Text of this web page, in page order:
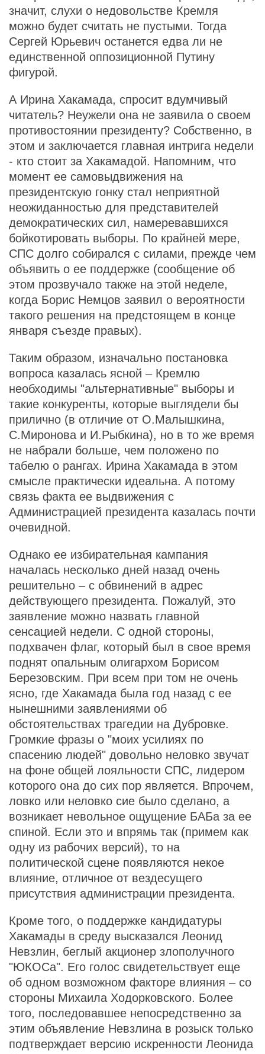
значит, слухи о недовольстве Кремля
можно будет считать не пустыми. Тогда
Сергей Юрьевич останется едва ли не
единственной оппозиционной Путину
фигурой.
А Ирина Хакамада, спросит вдумчивый
читатель? Неужели она не заявила о своем
противостоянии президенту? Собственно, в
этом и заключается главная интрига недели
- кто стоит за Хакамадой. Напомним, что
момент ее самовыдвижения на
президентскую гонку стал неприятной
неожиданностью для представителей
демократических сил, намеревавшихся
бойкотировать выборы. По крайней мере,
СПС долго собирался с силами, прежде чем
объявить о ее поддержке (сообщение об
этом прозвучало также на этой неделе,
когда Борис Немцов заявил о вероятности
такого решения на предстоящем в конце
января съезде правых).
Таким образом, изначально постановка
вопроса казалась ясной – Кремлю
необходимы "альтернативные" выборы и
такие конкуренты, которые выглядели бы
прилично (в отличие от О.Малышкина,
С.Миронова и И.Рыбкина), но в то же время
не набрали больше, чем положено по
табелю о рангах. Ирина Хакамада в этом
смысле практически идеальна. А потому
связь факта ее выдвижения с
Администрацией президента казалась почти
очевидной.
Однако ее избирательная кампания
началась несколько дней назад очень
решительно – с обвинений в адрес
действующего президента. Пожалуй, это
заявление можно назвать главной
сенсацией недели. С одной стороны,
подхвачен флаг, который был в свое время
поднят опальным олигархом Борисом
Березовским. При всем при том не очень
ясно, где Хакамада была год назад с ее
нынешними заявлениями об
обстоятельствах трагедии на Дубровке.
Громкие фразы о "моих усилиях по
спасению людей" довольно неловко звучат
на фоне общей лояльности СПС, лидером
которого она до сих пор является. Впрочем,
ловко или неловко сие было сделано, а
возникает невольное ощущение БАБа за ее
спиной. Если это и впрямь так (примем как
одну из рабочих версий), то на
политической сцене появляются некое
влияние, отличное от вездесущего
присутствия администрации президента.
Кроме того, о поддержке кандидатуры
Хакамады в среду высказался Леонид
Невзлин, беглый акционер злополучного
"ЮКОСа". Его голос свидетельствует еще
об одном возможном факторе влияния – со
стороны Михаила Ходорковского. Более
того, последовавшее непосредственно за
этим объявление Невзлина в розыск только
подтверждает версию искренности Леонида